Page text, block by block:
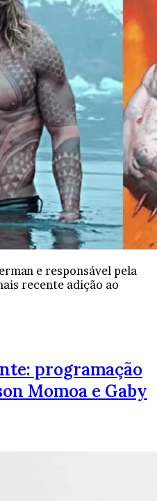
e responsável pela
recente adição ao
programação
Momoa e Gaby